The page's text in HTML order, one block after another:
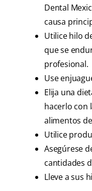
Dental
causa
Utilice hilo
que se
profesional.
Use
Elija una
hacerlo con
alimentos
Utilice
Asegúrese
cantidades
Lleve a sus